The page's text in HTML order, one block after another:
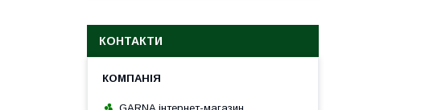
КОНТАКТИ